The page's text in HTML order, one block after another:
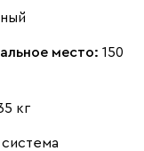
место: 150
кг